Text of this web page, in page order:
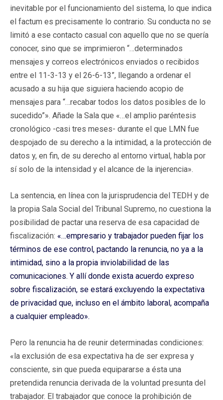
inevitable por el funcionamiento del sistema, lo que indica
el factum es precisamente lo contrario. Su conducta no se
limitó a ese contacto casual con aquello que no se quería
conocer, sino que se imprimieron “…determinados
mensajes y correos electrónicos enviados o recibidos
entre el 11-3-13 y el 26-6-13”, llegando a ordenar el
acusado a su hija que siguiera haciendo acopio de
mensajes para “…recabar todos los datos posibles de lo
sucedido”». Añade la Sala que «…el amplio paréntesis
cronológico -casi tres meses- durante el que LMN fue
despojado de su derecho a la intimidad, a la protección de
datos y, en fin, de su derecho al entorno virtual, habla por
sí solo de la intensidad y el alcance de la injerencia».
La sentencia, en línea con la jurisprudencia del TEDH y de
la propia Sala Social del Tribunal Supremo, no cuestiona la
posibilidad de pactar una reserva de esa capacidad de
fiscalización: «…empresario y trabajador pueden fijar los
términos de ese control, pactando la renuncia, no ya a la
intimidad, sino a la propia inviolabilidad de las
comunicaciones. Y allí donde exista acuerdo expreso
sobre fiscalización, se estará excluyendo la expectativa
de privacidad que, incluso en el ámbito laboral, acompaña
a cualquier empleado».
Pero la renuncia ha de reunir determinadas condiciones:
«la exclusión de esa expectativa ha de ser expresa y
consciente, sin que pueda equipararse a ésta una
pretendida renuncia derivada de la voluntad presunta del
trabajador. El trabajador que conoce la prohibición de